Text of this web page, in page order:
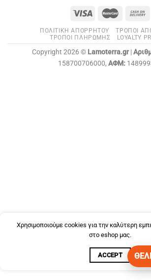
ΠΟΛΙΤΙΚΉ ΑΠΟΡΡΉΤΟΥ
ΤΡΌΠΟΙ
ΤΡΌΠΟΙ ΠΛΗΡΩΜΉΣ
LOYALTY
Copyright 2026 © Lamoterra.gr|
158700706000, ΑΦΜ:
Χρησιμοποιούμε cookies για την καλύτερη
στο eshop μας.
ACCEPT